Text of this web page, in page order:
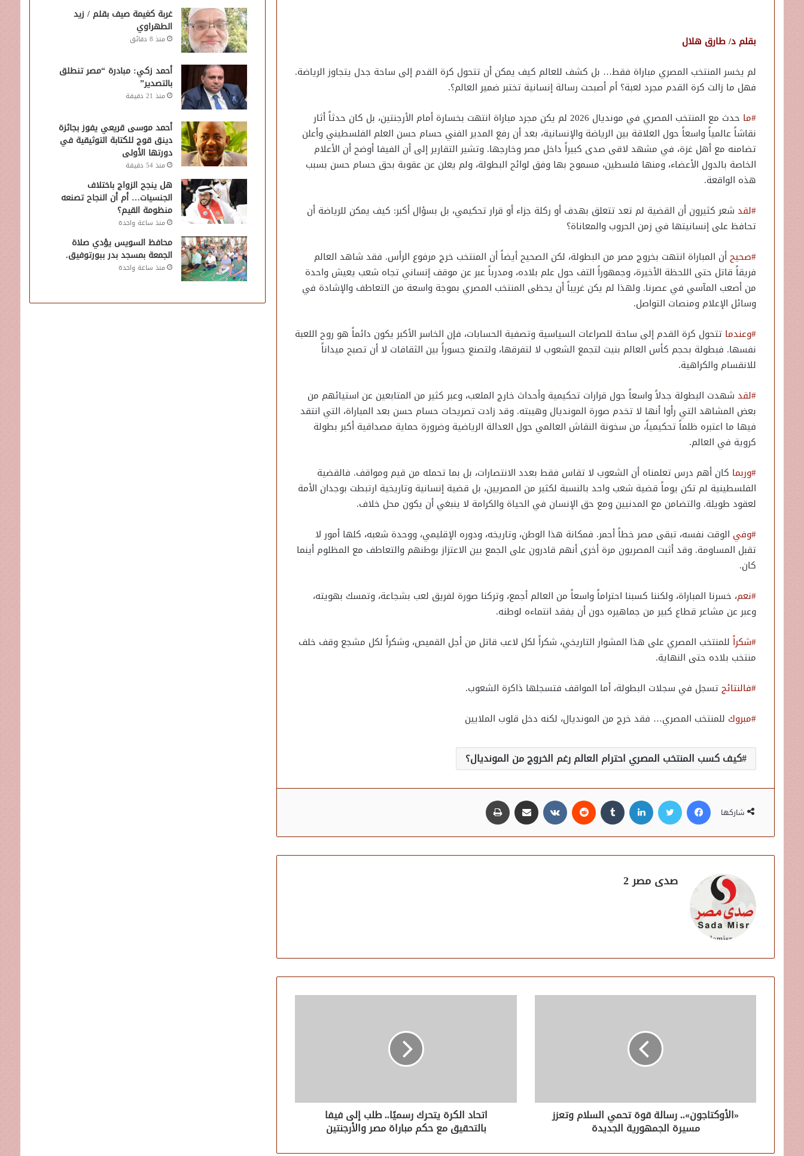
بقلم د/ طارق هلال
لم يخسر المنتخب المصري مباراة فقط… بل كشف للعالم كيف يمكن أن تتحول كرة القدم إلى ساحة جدل يتجاوز الرياضة.
فهل ما زالت كرة القدم مجرد لعبة؟ أم أصبحت رسالة إنسانية تختبر ضمير العالم؟.
#ما
حدث مع المنتخب المصري في مونديال 2026 لم يكن مجرد مباراة انتهت بخسارة أمام الأرجنتين، بل كان حدثاً أثار
نقاشاً عالمياً واسعاً حول العلاقة بين الرياضة والإنسانية، بعد أن رفع المدير الفني حسام حسن العلم الفلسطيني وأعلن
تضامنه مع أهل غزة، في مشهد لاقى صدى كبيراً داخل مصر وخارجها. وتشير التقارير إلى أن الفيفا أوضح أن الأعلام
الخاصة بالدول الأعضاء، ومنها فلسطين، مسموح بها وفق لوائح البطولة، ولم يعلن عن عقوبة بحق حسام حسن بسبب
هذه الواقعة.
#لقدشعر كثيرون أن القضية لم تعد تتعلق بهدف أو ركلة جزاء أو قرار تحكيمي، بل بسؤال أكبر: كيف يمكن للرياضة أن
تحافظ على إنسانيتها في زمن الحروب والمعاناة؟
#صحيحأن المباراة انتهت بخروج مصر من البطولة، لكن الصحيح أيضاً أن المنتخب خرج مرفوع الرأس. فقد شاهد العالم
فريقاً قاتل حتى اللحظة الأخيرة، وجمهوراً التف حول علم بلاده، ومدرباً عبر عن موقف إنساني تجاه شعب يعيش واحدة
من أصعب المآسي في عصرنا. ولهذا لم يكن غريباً أن يحظى المنتخب المصري بموجة واسعة من التعاطف والإشادة في
وسائل الإعلام ومنصات التواصل.
#وعندما تتحول كرة القدم إلى ساحة للصراعات السياسية وتصفية الحسابات، فإن الخاسر الأكبر يكون دائماً هو روح اللعبة
نفسها. فبطولة بحجم كأس العالم بنيت لتجمع الشعوب لا لتفرقها، ولتصنع جسوراً بين الثقافات لا أن تصبح ميداناً
للانقسام والكراهية.
#لقدشهدت البطولة جدلاً واسعاً حول قرارات تحكيمية وأحداث خارج الملعب، وعبر كثير من المتابعين عن استيائهم من
بعض المشاهد التي رأوا أنها لا تخدم صورة المونديال وهيبته. وقد زادت تصريحات حسام حسن بعد المباراة، التي انتقد
فيها ما اعتبره ظلماً تحكيمياً، من سخونة النقاش العالمي حول العدالة الرياضية وضرورة حماية مصداقية أكبر بطولة
كروية في العالم.
#وربما كان أهم درس تعلمناه أن الشعوب لا تقاس فقط بعدد الانتصارات، بل بما تحمله من قيم ومواقف. فالقضية
الفلسطينية لم تكن يوماً قضية شعب واحد بالنسبة لكثير من المصريين، بل قضية إنسانية وتاريخية ارتبطت بوجدان الأمة
لعقود طويلة. والتضامن مع المدنيين ومع حق الإنسان في الحياة والكرامة لا ينبغي أن يكون محل خلاف.
#وفي الوقت نفسه، تبقى مصر خطاً أحمر. فمكانة هذا الوطن، وتاريخه، ودوره الإقليمي، ووحدة شعبه، كلها أمور لا
تقبل المساومة. وقد أثبت المصريون مرة أخرى أنهم قادرون على الجمع بين الاعتزاز بوطنهم والتعاطف مع المظلوم أينما
كان.
#نعم، خسرنا المباراة، ولكننا كسبنا احتراماً واسعاً من العالم أجمع، وتركنا صورة لفريق لعب بشجاعة، وتمسك بهويته،
وعبر عن مشاعر قطاع كبير من جماهيره دون أن يفقد انتماءه لوطنه.
#شكراًللمنتخب المصري على هذا المشوار التاريخي، شكراً لكل لاعب قاتل من أجل القميص، وشكراً لكل مشجع وقف خلف
منتخب بلاده حتى النهاية.
#فالنتائجتسجل في سجلات البطولة، أما المواقف فتسجلها ذاكرة الشعوب.
#مبروك للمنتخب المصري… فقد خرج من المونديال، لكنه دخل قلوب الملايين
كيف كسب المنتخب المصري احترام العالم رغم الخروج من المونديال؟
شاركها
فيسبوك تويتر لينكدإن مشاركة عبر البريد
صدى مصر 2
«الأوكتاجون».. رسالة قوة تحمي السلام وتعزز
مسيرة الجمهورية الجديدة
اتحاد الكرة يتحرك رسميًا.. طلب إلى فيفا
بالتحقيق مع حكم مباراة مصر والأرجنتين
غربة كغيمة صيف بقلم / زيد
الطهراوي
منذ 8 دقائق
أحمد زكي: مبادرة “مصر تنطلق
بالتصدير”
منذ 21 دقيقة
أحمد موسى قريعي يفوز بجائزة
دينق قوج للكتابة التوثيقية في
دورتها الأولى
منذ 54 دقيقة
هل ينجح الزواج باختلاف
الجنسيات… أم أن النجاح تصنعه
منظومة القيم؟
منذ ساعة واحدة
محافظ السويس يؤدي صلاة
الجمعة بمسجد بدر ببورتوفيق.
منذ ساعة واحدة